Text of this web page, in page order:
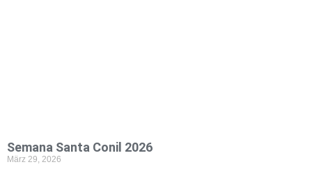
Semana Santa Conil 2026
März 29, 2026